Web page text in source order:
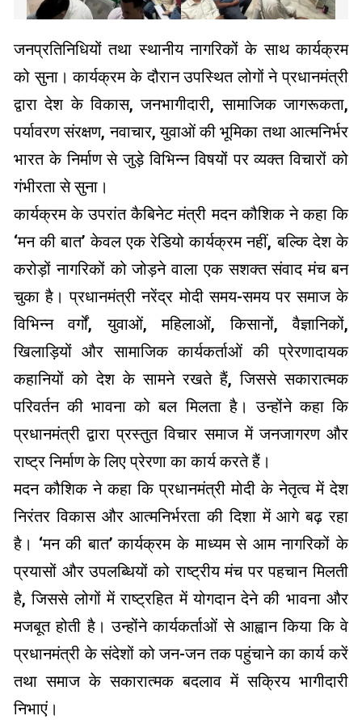
जनप्रतिनिधियों तथा स्थानीय नागरिकों के साथ कार्यक्रम
को सुना। कार्यक्रम के दौरान उपस्थित लोगों ने प्रधानमंत्री
द्वारा देश के विकास, जनभागीदारी, सामाजिक जागरूकता,
पर्यावरण संरक्षण, नवाचार, युवाओं की भूमिका तथा आत्मनिर्भर
भारत के निर्माण से जुड़े विभिन्न विषयों पर व्यक्त विचारों को
गंभीरता से सुना।
कार्यक्रम के उपरांत कैबिनेट मंत्री मदन कौशिक ने कहा कि
‘मन की बात’ केवल एक रेडियो कार्यक्रम नहीं, बल्कि देश के
करोड़ों नागरिकों को जोड़ने वाला एक सशक्त संवाद मंच बन
चुका है। प्रधानमंत्री नरेंद्र मोदी समय-समय पर समाज के
विभिन्न वर्गों, युवाओं, महिलाओं, किसानों, वैज्ञानिकों,
खिलाड़ियों और सामाजिक कार्यकर्ताओं की प्रेरणादायक
कहानियों को देश के सामने रखते हैं, जिससे सकारात्मक
परिवर्तन की भावना को बल मिलता है। उन्होंने कहा कि
प्रधानमंत्री द्वारा प्रस्तुत विचार समाज में जनजागरण और
राष्ट्र निर्माण के लिए प्रेरणा का कार्य करते हैं।
मदन कौशिक ने कहा कि प्रधानमंत्री मोदी के नेतृत्व में देश
निरंतर विकास और आत्मनिर्भरता की दिशा में आगे बढ़ रहा
है। ‘मन की बात’ कार्यक्रम के माध्यम से आम नागरिकों के
प्रयासों और उपलब्धियों को राष्ट्रीय मंच पर पहचान मिलती
है, जिससे लोगों में राष्ट्रहित में योगदान देने की भावना और
मजबूत होती है। उन्होंने कार्यकर्ताओं से आह्वान किया कि वे
प्रधानमंत्री के संदेशों को जन-जन तक पहुंचाने का कार्य करें
तथा समाज के सकारात्मक बदलाव में सक्रिय भागीदारी
निभाएं।